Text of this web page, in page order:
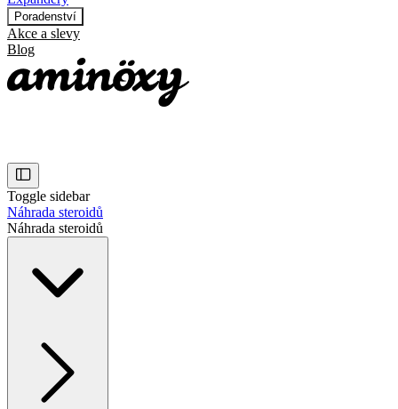
Poradenství
Akce a slevy
Blog
Toggle sidebar
Náhrada steroidů
Náhrada steroidů